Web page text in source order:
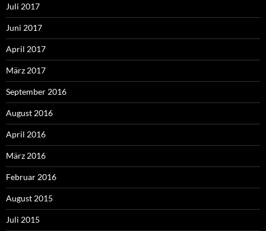
Juli 2017
Juni 2017
April 2017
März 2017
September 2016
August 2016
April 2016
März 2016
Februar 2016
August 2015
Juli 2015